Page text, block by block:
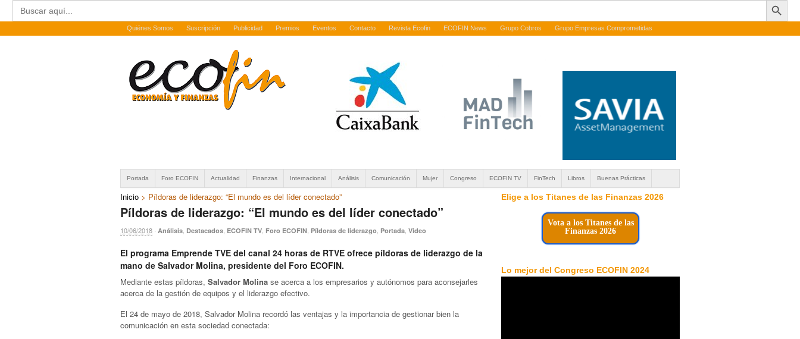
Buscar:
Quiénes Somos Suscripción Publicidad Premios Eventos Contacto Revista Ecofin ECOFIN News Grupo Cobros Grupo Empresas Comprometidas
Portada Foro ECOFIN Actualidad Finanzas Internacional Análisis Comunicación Mujer Congreso ECOFIN TV FinTech Libros Buenas Prácticas
Inicio > Píldoras de liderazgo: “El mundo es del líder conectado”
Píldoras de liderazgo: “El mundo es del líder conectado”
10/06/2018 · Análisis Destacados ECOFIN TV Foro ECOFIN Píldoras de liderazgo Portada Video
El programa Emprende TVE del canal 24 horas de RTVE ofrece píldoras de liderazgo de la
mano de Salvador Molina, presidente del Foro ECOFIN.
Mediante estas píldoras, Salvador Molina se acerca a los empresarios y autónomos para aconsejarles
acerca de la gestión de equipos y el liderazgo efectivo.
El 24 de mayo de 2018, Salvador Molina recordó las ventajas y la importancia de gestionar bien la
comunicación en esta sociedad conectada:
Elige a los Titanes de las Finanzas 2026
Vota a los Titanes de las
Finanzas 2026
Lo mejor del Congreso ECOFIN 2024